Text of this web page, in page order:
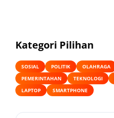
Kategori Pilihan
SOSIAL POLITIK OLAHRAGA
PEMERINTAHAN
TEKNOLOGI
LAPTOP
SMARTPHONE